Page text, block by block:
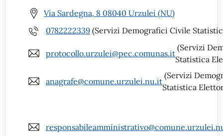
Via Sardegna, 8 08040 Urzulei (NU)
0782222339 (Servizi Demografici Civile
protocollo.urzulei@pec.comunas.it
(Servizi
Statistica
anagrafe@comune.urzulei.nu.it
(Servizi
Statistica